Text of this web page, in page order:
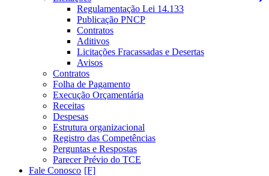
Regulamentação Lei 14.133
Publicação PNCP
Contratos
Aditivos
Licitações Fracassadas e Desertas
Avisos
Contratos
Folha de Pagamento
Execução Orçamentária
Receitas
Despesas
Estrutura organizacional
Registro das Competências
Perguntas e Respostas
Parecer Prévio do TCE
Fale Conosco